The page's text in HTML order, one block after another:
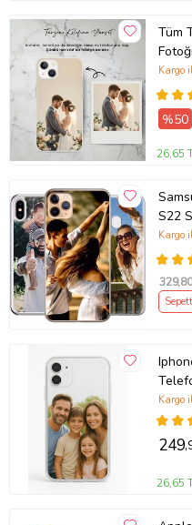
Tüm
Kargo
%50
26,65
S22
Kılıf
Kargo
329
Kargo
249
26,65